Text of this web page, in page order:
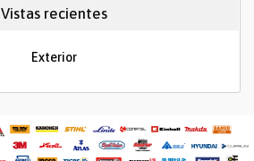
Vistas recientes
Exterior